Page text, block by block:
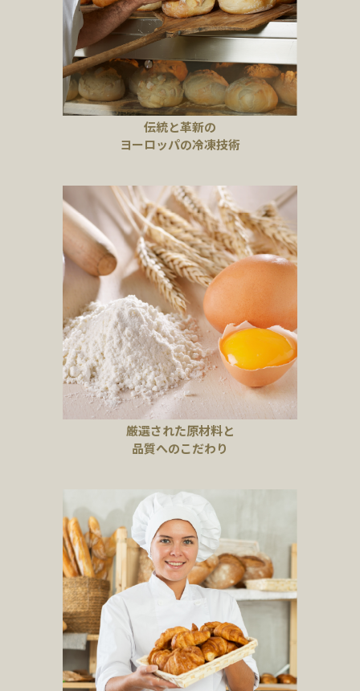
伝統と革新の
ヨーロッパの冷凍技術
厳選された原材料と
品質へのこだわり